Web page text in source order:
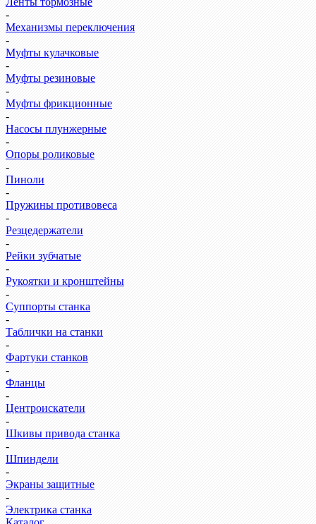
-
Механизмы переключения
-
Муфты кулачковые
-
Муфты резиновые
-
Муфты фрикционные
-
Насосы плунжерные
-
Опоры роликовые
-
Пиноли
-
Пружины противовеса
-
Резцедержатели
-
Рейки зубчатые
-
Рукоятки и кронштейны
-
Суппорты станка
-
Таблички на станки
-
Фартуки станков
-
Фланцы
-
Центроискатели
-
Шкивы привода станка
-
Шпиндели
-
Экраны защитные
-
Электрика станка